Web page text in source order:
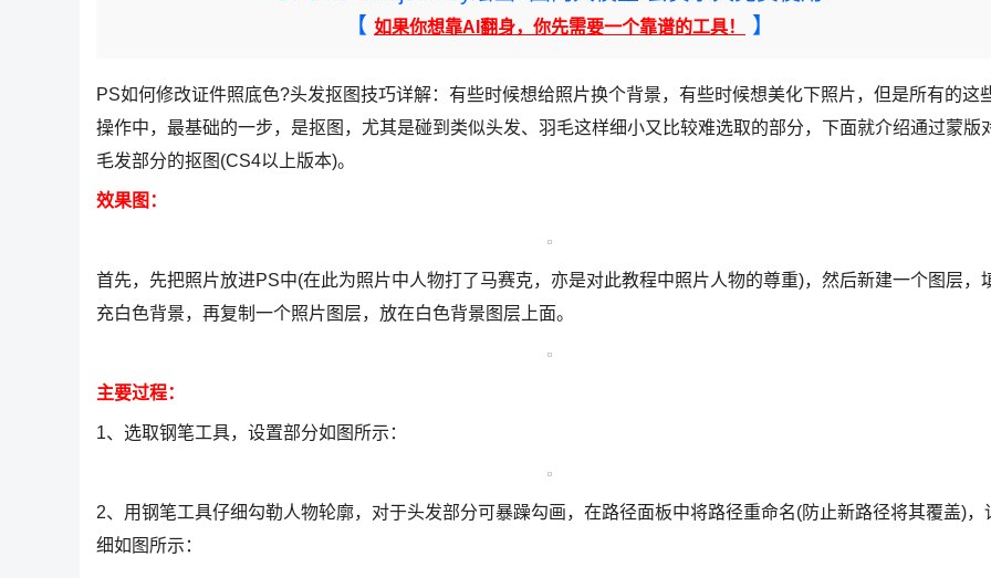
【 如果你想靠AI翻身，你先需要一个靠谱的工具！ 】
PS如何修改证件照底色?头发抠图技巧详解：有些时候想给照片换个背景，有些时候想美化下照片，但是所有的这
操作中，最基础的一步，是抠图，尤其是碰到类似头发、羽毛这样细小又比较难选取的部分，下面就介绍通过蒙版
毛发部分的抠图(CS4以上版本)。
效果图：
首先，先把照片放进PS中(在此为照片中人物打了马赛克，亦是对此教程中照片人物的尊重)，然后新建一个图层，
充白色背景，再复制一个照片图层，放在白色背景图层上面。
主要过程：
1、选取钢笔工具，设置部分如图所示：
2、用钢笔工具仔细勾勒人物轮廓，对于头发部分可暴躁勾画，在路径面板中将路径重命名(防止新路径将其覆盖)，
细如图所示：